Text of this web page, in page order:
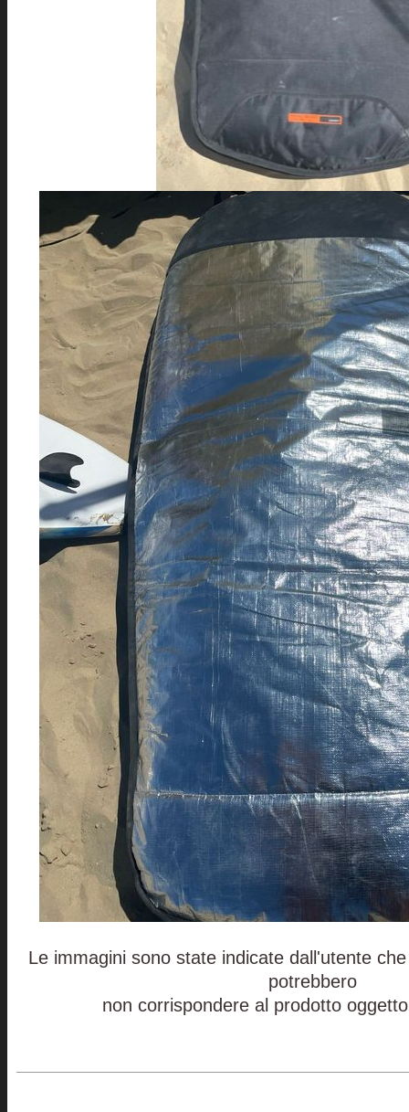
Le immagini sono state indicate dall'utente
potrebbero
non corrispondere al prodotto